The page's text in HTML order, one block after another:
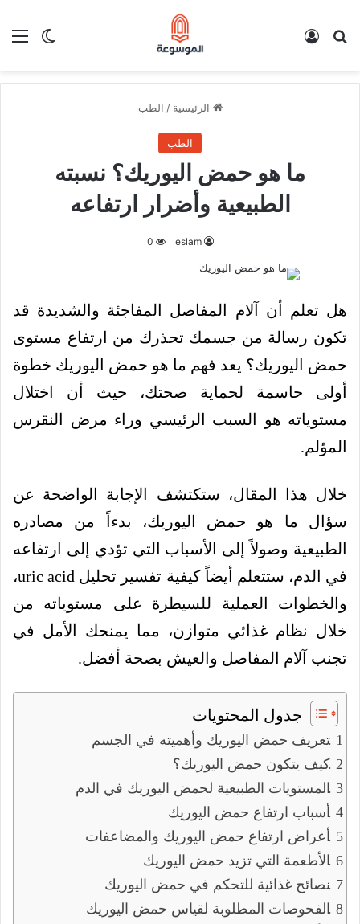
الوضع بحث عن
الرئيسية / الطب
الطب
ما هو حمض اليوريك؟ نسبته
الطبيعية وأضرار ارتفاعه
eslam
0
هل تعلم أن آلام المفاصل المفاجئة والشديدة قد
تكون رسالة من جسمك تحذرك من ارتفاع مستوى
حمض اليوريك؟ يعد فهم ما هو حمض اليوريك خطوة
أولى حاسمة لحماية صحتك، حيث أن اختلال
مستوياته هو السبب الرئيسي وراء مرض النقرس
المؤلم.
خلال هذا المقال، ستكتشف الإجابة الواضحة عن
سؤال ما هو حمض اليوريك، بدءاً من مصادره
الطبيعية وصولاً إلى الأسباب التي تؤدي إلى ارتفاعه
في الدم، ستتعلم أيضاً كيفية تفسير تحليل uric acid،
والخطوات العملية للسيطرة على مستوياته من
خلال نظام غذائي متوازن، مما يمنحك الأمل في
تجنب آلام المفاصل والعيش بصحة أفضل.
جدول المحتويات
تعريف حمض اليوريك وأهميته في الجسم
كيف يتكون حمض اليوريك؟
المستويات الطبيعية لحمض اليوريك في الدم
أسباب ارتفاع حمض اليوريك
أعراض ارتفاع حمض اليوريك والمضاعفات
الأطعمة التي تزيد حمض اليوريك
نصائح غذائية للتحكم في حمض اليوريك
الفحوصات المطلوبة لقياس حمض اليوريك